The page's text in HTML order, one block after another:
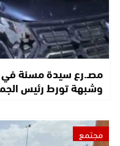
مصـ.رع سيدة مسنة في
وشبهة تورط رئيس
مجتمع